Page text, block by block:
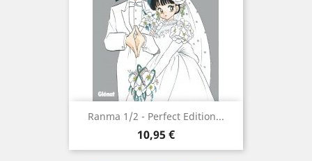
Ranma 1/2 - Perfect Edition...
Prix
10,95 €